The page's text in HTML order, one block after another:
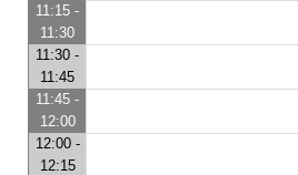
11:15 -
11:30
11:30 -
11:45
11:45 -
12:00
12:00 -
12:15